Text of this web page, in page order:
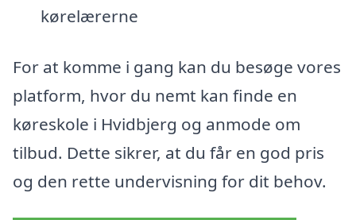
kørelærerne
For at komme i gang kan du besøge vores
platform, hvor du nemt kan finde en
køreskole i Hvidbjerg og anmode om
tilbud. Dette sikrer, at du får en god pris
og den rette undervisning for dit behov.